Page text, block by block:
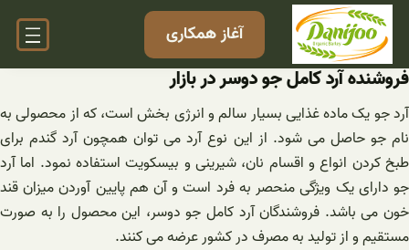
رفتن
محتوا
آغاز همکاری
فروشنده آرد کامل جو دوسر در بازار
آرد جو یک ماده غذایی بسیار سالم و انرژی بخش است، که از محصولی به
نام جو حاصل می شود. از این نوع آرد می توان همچون آرد گندم برای
طبخ کردن انواع و اقسام نان، شیرینی و بیسکویت استفاده نمود. اما آرد
جو دارای یک ویژگی منحصر به فرد است و آن هم پایین آوردن میزان قند
خون می باشد. فروشندگان آرد کامل جو دوسر، این محصول را به صورت
مستقیم و از تولید به مصرف در کشور عرضه می کنند.